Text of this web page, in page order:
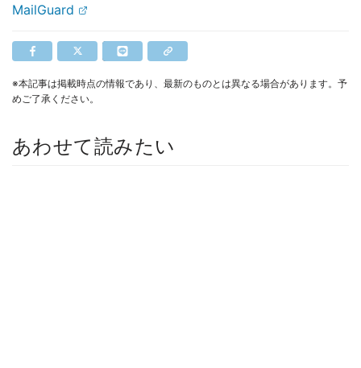
MailGuard
※本記事は掲載時点の情報であり、最新のものとは異なる場合があります。予
めご了承ください。
あわせて読みたい